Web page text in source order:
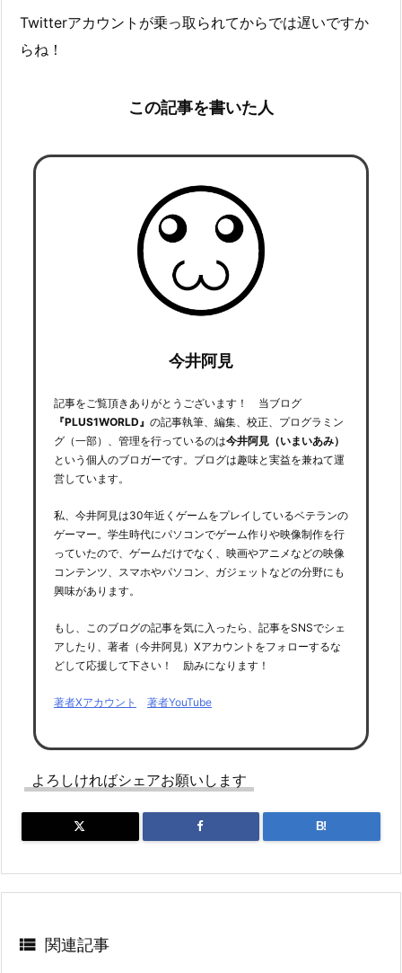
Twitterアカウントが乗っ取られてからでは遅いですか
らね！
この記事を書いた人
今井阿見
記事をご覧頂きありがとうございます！ 当ブログ
『PLUS1WORLD』 の記事執筆、編集、校正、プログラミン
グ（一部）、管理を行っているのは今井阿見（いまいあみ）
という個人のブロガーです。ブログは趣味と実益を兼ねて運
営しています。
私、今井阿見は30年近くゲームをプレイしているベテランの
ゲーマー。学生時代にパソコンでゲーム作りや映像制作を行
っていたので、ゲームだけでなく、映画やアニメなどの映像
コンテンツ、スマホやパソコン、ガジェットなどの分野にも
興味があります。
もし、このブログの記事を気に入ったら、記事をSNSでシェ
アしたり、著者（今井阿見）Xアカウントをフォローするな
どして応援して下さい！ 励みになります！
著者Xアカウント 著者YouTube
よろしければシェアお願いします
B!
 関連記事